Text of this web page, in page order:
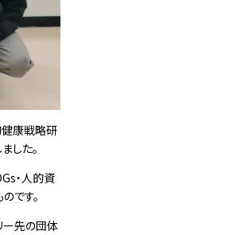
康戦略研
した。
・⼈的資
です。
ー先の団体